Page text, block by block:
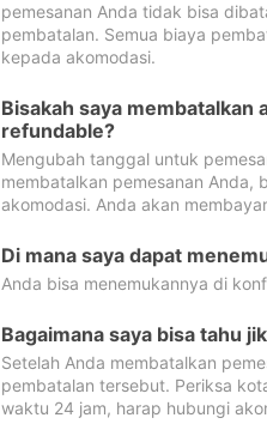
pemesanan Anda tidak bisa
pembatalan. Semua biaya
kepada akomodasi.
Bisakah saya membatalkan
refundable?
Mengubah tanggal untuk
membatalkan pemesanan Anda,
akomodasi. Anda akan
Di mana saya dapat
Anda bisa menemukannya di
Bagaimana saya bisa tahu
Setelah Anda membatalkan
pembatalan tersebut. Periksa
waktu 24 jam, harap hubungi